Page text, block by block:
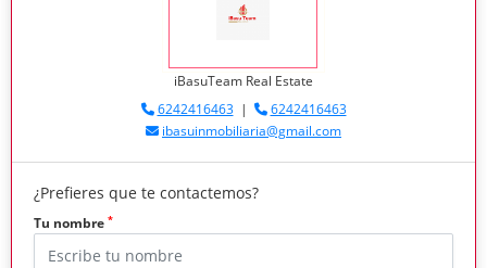
iBasuTeam Real Estate
6242416463|
6242416463
ibasuinmobiliaria@gmail.com
¿Prefieres que te contactemos?
Tu nombre *